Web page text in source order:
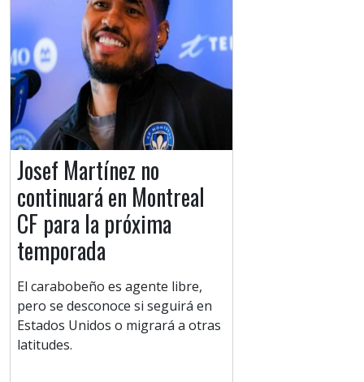
Josef Martínez no
continuará en Montreal
CF para la próxima
temporada
El carabobeño es agente libre,
pero se desconoce si seguirá en
Estados Unidos o migrará a otras
latitudes.